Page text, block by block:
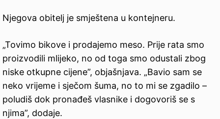
Njegova obitelj je smještena u kontejneru.
„Tovimo bikove i prodajemo meso. Prije rata smo
proizvodili mlijeko, no od toga smo odustali zbog
niske otkupne cijene”, objašnjava. „Bavio sam se
neko vrijeme i sječom šuma, no to mi se zgadilo –
poludiš dok pronađeš vlasnike i dogovoriš se s
njima”, dodaje.